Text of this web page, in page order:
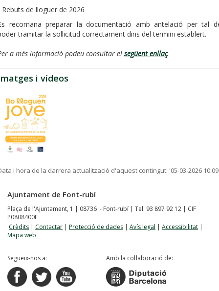
Rebuts de lloguer de 2026
recomana preparar la documentació amb antelació per tal
tramitar la sol·licitud correctament dins del termini establert.
a més informació podeu consultar el següent enllaç
i vídeos
i hora de la darrera actualització d'aquest contingut: '05-03-2026 10:09
Ajuntament de Font-rubí
Plaça de l'Ajuntament, 1 | 08736 - Font-rubí | Tel. 93 897 92 12 | CIF
P0808400F
Crèdits | Contactar | Protecció de dades | Avís legal | Accessibilitat |
Mapa web
Segueix-nos a: Amb la col·laboració de: